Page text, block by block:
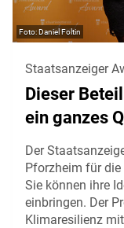
Daniel Foltin
Staatsanzeiger
Dieser
ein ganzes
Der
Pforzheim für die
Sie können ihre
einbringen. Der
Klimaresilienz